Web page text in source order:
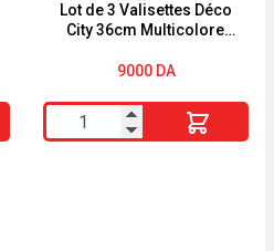
Lot de 3 Valisettes Déco
City 36cm Multicolore
9000 DA
quantité
de